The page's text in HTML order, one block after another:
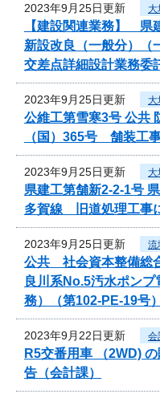
2023年9月25日更新 大
【建設関連業務】 県
新設改良（一般分）（
交差点詳細設計業務委
2023年9月25日更新 大
公維工第雪寒3号 公共
（国）365号 舗装工
2023年9月25日更新 大
県建工第舗新2-2-1号
多賀線 旧道処理工事
2023年9月25日更新 流
公共 社会資本整備総
良川系No.5汚水ポン
務）（第102-PE-19号
2023年9月22日更新 会
R5交番用車 （2WD)
告（会計課）